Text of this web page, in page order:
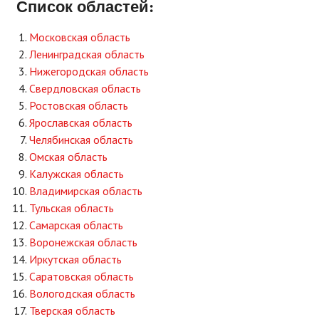
Список областей:
Московская область
Ленинградская область
Нижегородская область
Свердловская область
Ростовская область
Ярославская область
Челябинская область
Омская область
Калужская область
Владимирская область
Тульская область
Самарская область
Воронежская область
Иркутская область
Саратовская область
Вологодская область
Тверская область